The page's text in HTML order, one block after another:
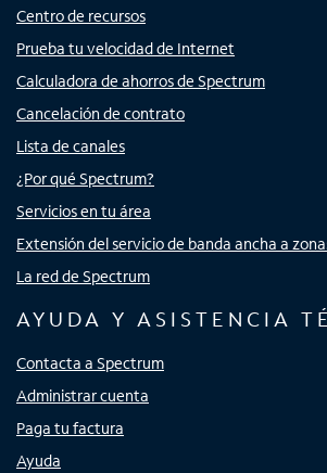
Centro de recursos
Prueba tu velocidad de Internet
Calculadora de ahorros de Spectrum
Cancelación de contrato
Lista de canales
¿Por qué Spectrum?
Servicios en tu área
Extensión del servicio de banda ancha a
La red de Spectrum
AYUDA Y ASISTENCIA
Contacta a Spectrum
Administrar cuenta
Paga tu factura
Ayuda